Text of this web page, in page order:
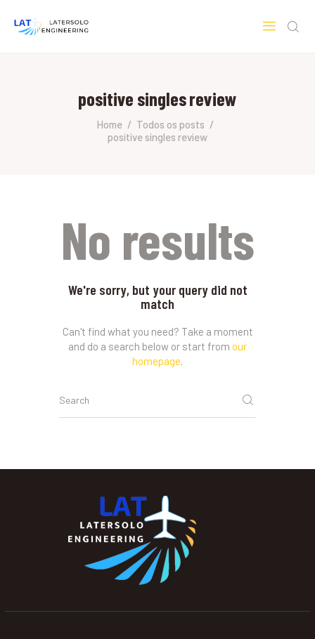
positive singles review
Home
Todos os posts
positive singles review
HOME
SOBRE A LATERSOLO
ENGINEERING
No results
We're sorry, but your query did not
match
Can't find what you need? Take a moment
and do a search below or start from our
homepage.